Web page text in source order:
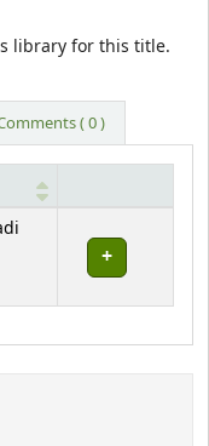
library for this title.
( 0 )